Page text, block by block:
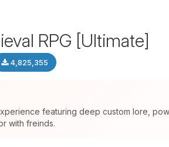
RPG [Ultimate]
4,825,355
featuring deep custom lore,
with freinds.